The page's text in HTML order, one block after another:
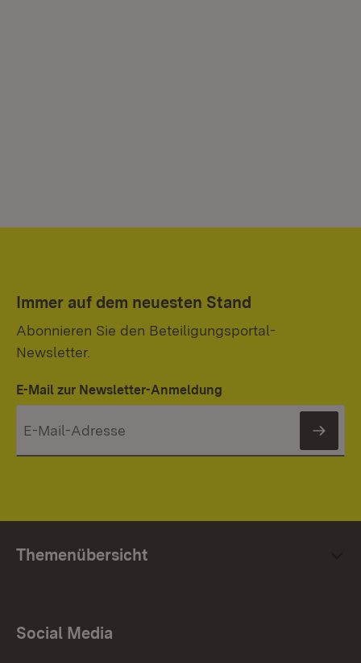
Immer auf dem neuesten Stand
Abonnieren Sie den Beteiligungsportal-
Newsletter.
E-Mail zur Newsletter-Anmeldung
Themenübersicht
Social Media